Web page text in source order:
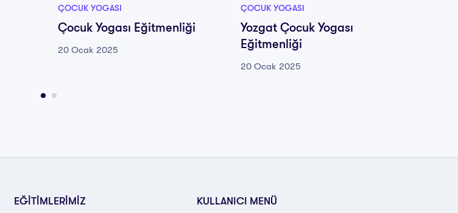
ÇOCUK YOGASI
Çocuk Yogası Eğitmenliği
20 Ocak 2025
ÇOCUK YOGASI
Yozgat Çocuk Yogası
Eğitmenliği
20 Ocak 2025
EĞİTİMLERİMİZ KULLANICI MENÜ